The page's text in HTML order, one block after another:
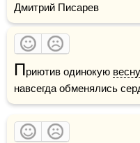
Дмитрий Писарев
Приютив одинокую весну
навсегда обменялись